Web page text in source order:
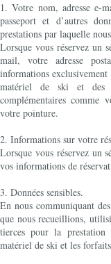
1. Votre nom, adresse e-
passeport et d’autres
prestations par laquelle
Lorsque vous réservez un
mail, votre adresse
informations exclusivement
matériel de ski et des
complémentaires comme
votre pointure.
2. Informations sur votre
Lorsque vous réservez un
vos informations de
3. Données sensibles.
En nous communiquant
que nous recueillions,
tierces pour la prestation
matériel de ski et les